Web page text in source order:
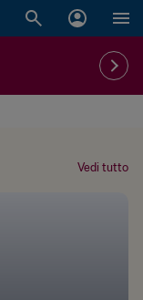
Vedi tutto